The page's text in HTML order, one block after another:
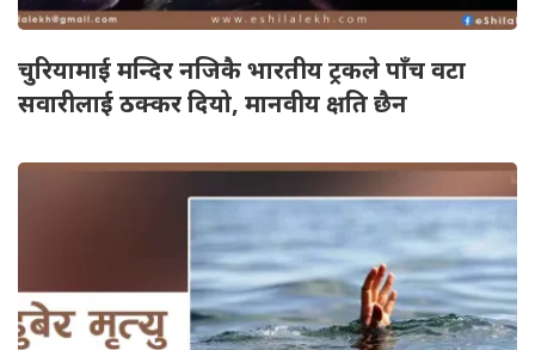
चुरियामाई मन्दिर नजिकै भारतीय ट्रकले पाँच वटा
सवारीलाई ठक्कर दियो, मानवीय क्षति छैन